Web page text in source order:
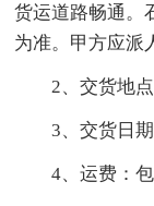
货运道路畅通。
为准。甲方应派
2、交货地
3、交货日
4、运费：